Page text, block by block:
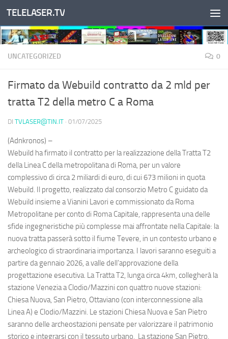
Salta al contenuto
TELELASER.TV
UNCATEGORIZED 0
Firmato da Webuild contratto da 2 mld per
tratta T2 della metro C a Roma
DI TVLASER@TIN.IT · 01/07/2025
(Adnkronos) –
Webuild ha firmato il contratto per la realizzazione della Tratta T2
della Linea C della metropolitana di Roma, per un valore
complessivo di circa 2 miliardi di euro, di cui 673 milioni in quota
Webuild. Il progetto, realizzato dal consorzio Metro C guidato da
Webuild insieme a Vianini Lavori e commissionato da Roma
Metropolitane per conto di Roma Capitale, rappresenta una delle
sfide ingegneristiche più complesse mai affrontate nella Capitale: la
nuova tratta passerà sotto il fiume Tevere, in un contesto urbano e
archeologico di straordinaria importanza. I lavori saranno eseguiti a
partire da gennaio 2026, a valle dell’approvazione della
progettazione esecutiva. La Tratta T2, lunga circa 4km, collegherà la
stazione Venezia a Clodio/Mazzini con quattro nuove stazioni:
Chiesa Nuova, San Pietro, Ottaviano (con interconnessione alla
Linea A) e Clodio/Mazzini. Le stazioni Chiesa Nuova e San Pietro
saranno delle archeostazioni pensate per valorizzare il patrimonio
storico e integrarsi con il tessuto urbano. La stazione San Pietro,